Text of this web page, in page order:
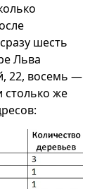
шесть
Льва
22, восемь —
столько же